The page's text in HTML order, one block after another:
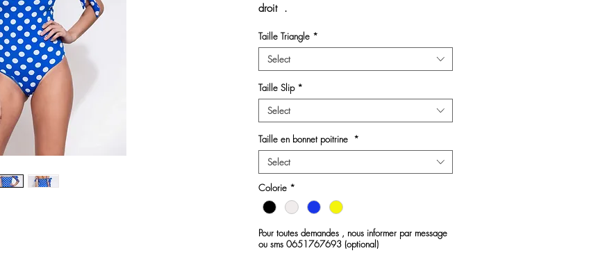
droit .
Taille Triangle *
Select
Taille Slip *
Select
Taille en bonnet poitrine *
Select
Colorie *
Pour toutes demandes , nous informer par message
ou sms 0651767693 (optional)